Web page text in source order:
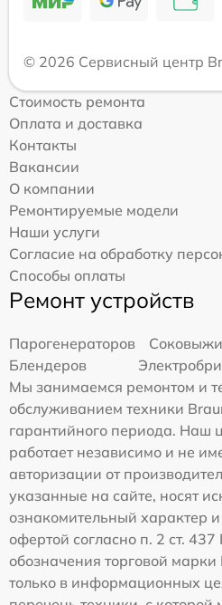
© 2026 Сервисный центр
Стоимость ремонта
Оплата и доставка
Контакты
Вакансии
О компании
Ремонтируемые модели
Наши услуги
Согласие на обработку
Способы оплаты
Ремонт устройств
Парогенераторов
Блендеров
Мы занимаемся ремонтом и
обслуживанием техники
гарантийного периода. Наш
работает независимо и не
авторизации от
указанные на сайте, носят
ознакомительный характер
офертой согласно п. 2 ст.
обозначения торговой
только в информационных